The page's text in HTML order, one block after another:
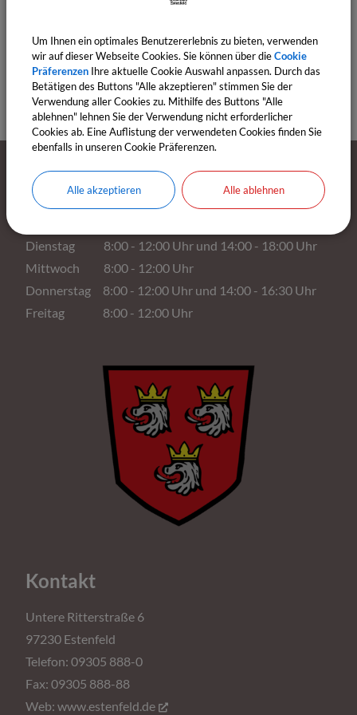
Öffnungszeiten
Dienstag 8:00 - 12:00 Uhr und 14:00 - 18:00 Uhr
Mittwoch 8:00 - 12:00 Uhr
Donnerstag 8:00 - 12:00 Uhr und 14:00 - 16:30 Uhr
Freitag 8:00 - 12:00 Uhr
Kontakt
Untere Ritterstraße 6
97230 Estenfeld
Telefon: 09305 888-0
Fax: 09305 888-88
Web: www.estenfeld.de
Um Ihnen ein optimales Benutzererlebnis zu bieten, verwenden
wir auf dieser Webseite Cookies. Sie können über dieCookie
Präferenzen Ihre aktuelle Cookie Auswahl anpassen. Durch das
Betätigen des Buttons "Alle akzeptieren" stimmen Sie der
Verwendung aller Cookies zu. Mithilfe des Buttons "Alle
ablehnen" lehnen Sie der Verwendung nicht erforderlicher
Cookies ab. Eine Auflistung der verwendeten Cookies finden Sie
ebenfalls in unseren Cookie Präferenzen.
Alle akzeptieren Alle ablehnen